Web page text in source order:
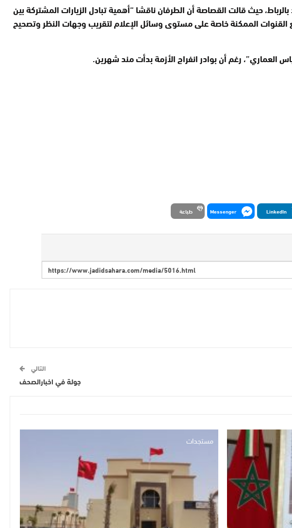
حيث قالت القصاصة أن الطرفان ناقشا “أهمية تبادل الزيارات المشتركة بين
القنوات الممكنة خاصة على مستوى وسائل الإعلام لتقريب وجهات النظر وتصحيح
رغم أن بوادر انفراج الأزمة بدأت مند شهرين.
LinkedIn
Messenger طباعة
التالي
جولة في اخبارالصحف
مستجدات